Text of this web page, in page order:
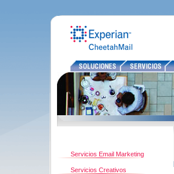
Servicios Email Marketing
Servicios Creativos